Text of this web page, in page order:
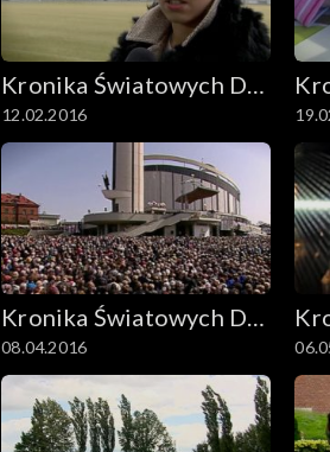
Kronika Światowych Dni
Młodzieży
12.02.2016
Kronika Światowych Dni
Młodzieży
08.04.2016